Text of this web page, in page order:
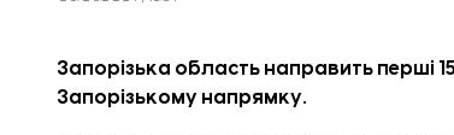
Запорізька область направить перші
Запорізькому напрямку.